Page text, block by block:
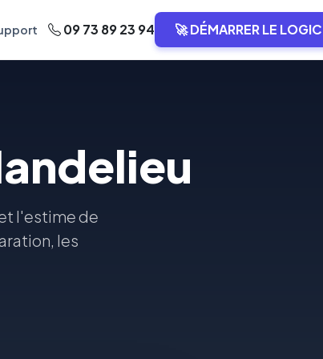
09 73 89 23 94 🚀 DÉMARRER LE
l'estime de
les